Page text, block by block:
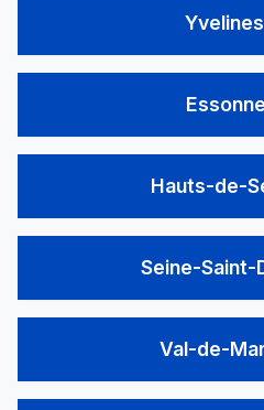
Hauts-de-
Seine-Saint-
Val-de-